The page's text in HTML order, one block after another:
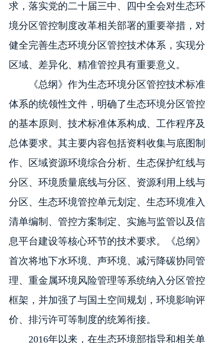
求，落实党的二十届三中、四中全会对生态环
境分区管控制度改革相关部署的重要举措，对
健全完善生态环境分区管控技术体系，实现分
区域、差异化、精准管控具有重要意义。
《总纲》作为生态环境分区管控技术标准
体系的统领性文件，明确了生态环境分区管控
的基本原则、技术标准体系构成、工作程序及
总体要求。其主要内容包括资料收集与底图制
作、区域资源环境综合分析、生态保护红线与
分区、环境质量底线与分区、资源利用上线与
分区、生态环境管控单元划定、生态环境准入
清单编制、管控方案制定、实施与监管以及信
息平台建设等核心环节的技术要求。《总纲》
首次将地下水环境、声环境、减污降碳协同管
理、重金属环境风险管理等系统纳入分区管控
框架，并加强了与国土空间规划，环境影响评
价、排污许可等制度的统筹衔接。
2016年以来，在生态环境部指导和相关单